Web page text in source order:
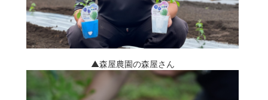
▲森屋農園の森屋さん